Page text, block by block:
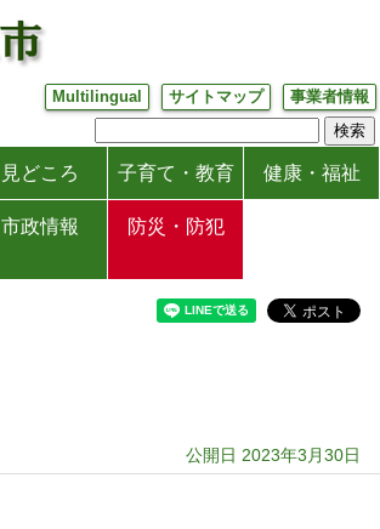
Multilingual サイトマップ 事業者情報
見どころ 子育て・教育 健康・福祉
市政情報 防災・防犯
公開日 2023年3月30日